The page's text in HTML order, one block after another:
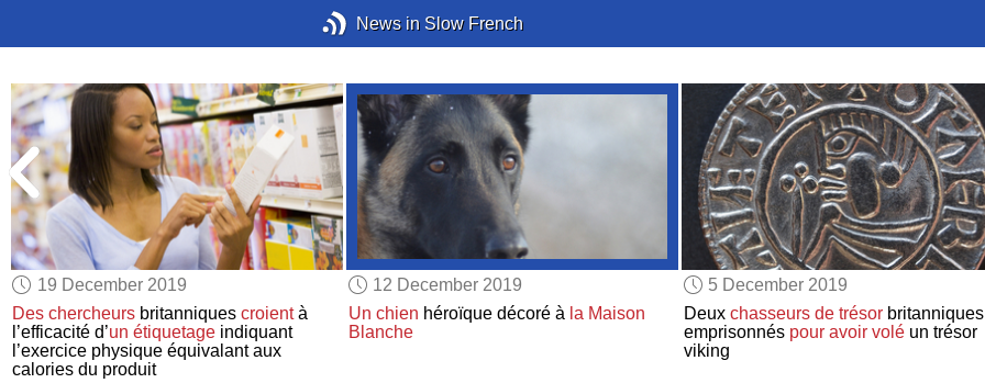
News in Slow French
19 December 2019
Des chercheurs britanniquescroientà
l’efficacité d’un étiquetage indiquant
l’exercice physique équivalant aux
calories du produit
12 December 2019
Un chien héroïque décoré à la Maison
Blanche
5 December 2019
Deux chasseurs de trésorbritanniques
emprisonnés pour avoir voléun trésor
viking